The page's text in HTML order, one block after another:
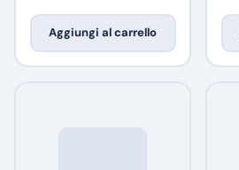
Aggiungi al carrello